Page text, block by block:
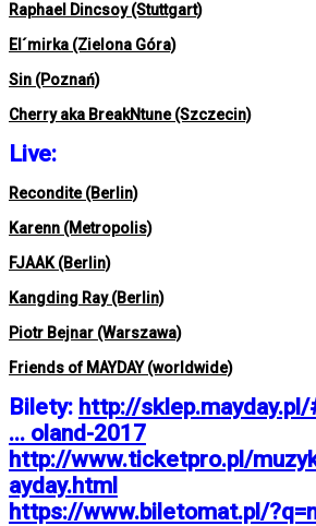
Raphael Dincsoy (Stuttgart)
El´mirka (Zielona Góra)
Sin (Poznań)
Cherry aka BreakNtune (Szczecin)
Live:
Recondite (Berlin)
Karenn (Metropolis)
FJAAK (Berlin)
Kangding Ray (Berlin)
Piotr Bejnar (Warszawa)
Friends of MAYDAY (worldwide)
Bilety: http://
... oland-2017
http://www.ticketpro.pl/
ayday.html
https://www.biletomat.pl/